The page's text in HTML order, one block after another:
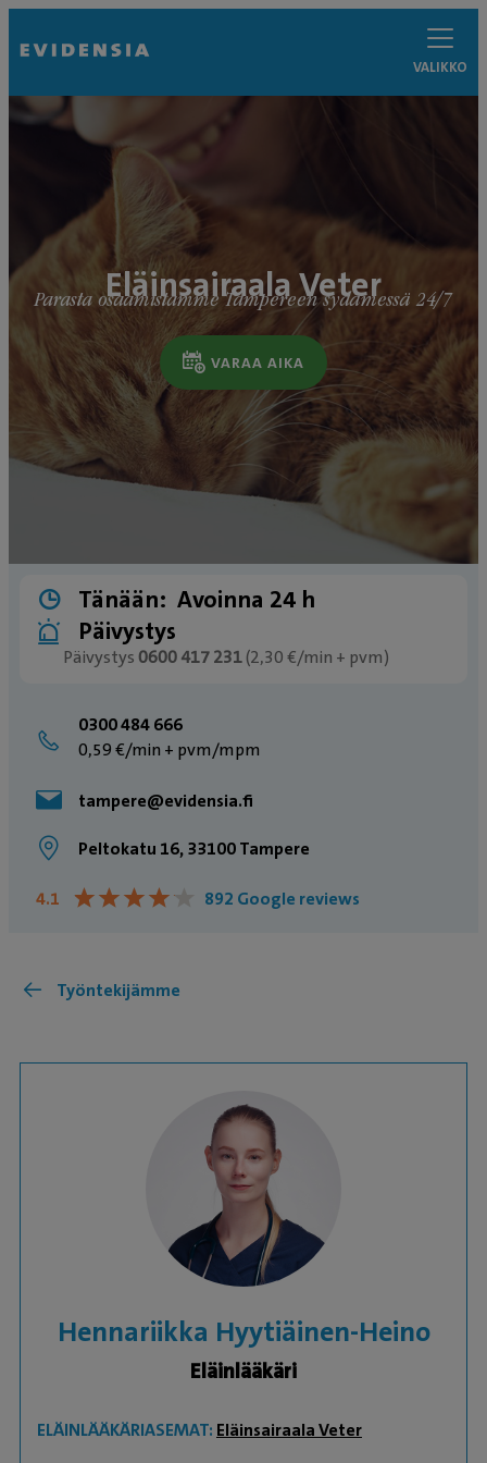
VALIKKO
Eläinsairaala Veter
Parasta osaamistamme Tampereen sydämessä 24/7
VARAA AIKA
Tänään: Avoinna 24 h
Päivystys
Päivystys 0600 417 231(2,30 €/min + pvm)
0300 484 666
0,59 €/min + pvm/mpm
tampere@evidensia.fi
Peltokatu 16, 33100 Tampere
4.1 ★★★★★
★★★★★ 892 Google reviews
Työntekijämme
Hennariikka Hyytiäinen-Heino
Eläinlääkäri
ELÄINLÄÄKÄRIASEMAT: Eläinsairaala Veter